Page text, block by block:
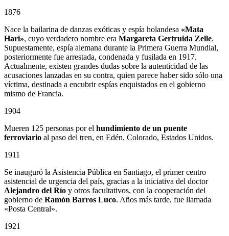
1876
Nace la bailarina de danzas exóticas y espía holandesa «Mata
Hari», cuyo verdadero nombre era Margareta Gertruida Zelle.
Supuestamente, espía alemana durante la Primera Guerra Mundial,
posteriormente fue arrestada, condenada y fusilada en 1917.
Actualmente, existen grandes dudas sobre la autenticidad de las
acusaciones lanzadas en su contra, quien parece haber sido sólo una
víctima, destinada a encubrir espías enquistados en el gobierno
mismo de Francia.
1904
Mueren 125 personas por el hundimiento de un puente
ferroviario al paso del tren, en Edén, Colorado, Estados Unidos.
1911
Se inauguró la Asistencia Pública en Santiago, el primer centro
asistencial de urgencia del país, gracias a la iniciativa del doctor
Alejandro del Río y otros facultativos, con la cooperación del
gobierno de Ramón Barros Luco. Años más tarde, fue llamada
«Posta Central».
1921